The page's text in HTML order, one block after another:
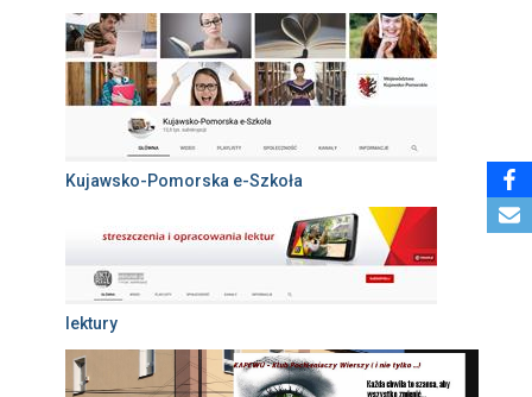
Kujawsko-Pomorska e-Szkoła
lektury